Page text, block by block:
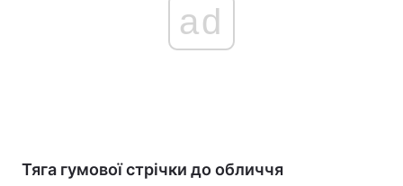
ad
Тяга гумової стрічки до обличчя